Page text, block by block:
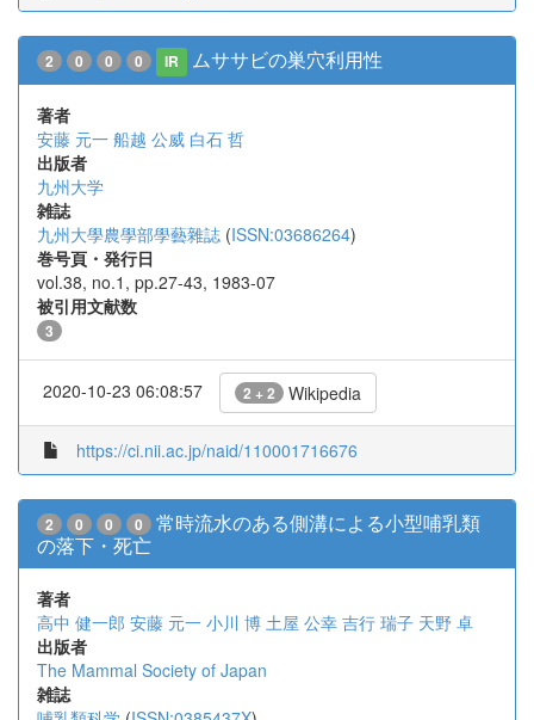
2 0 0 0 IR ムササビの巣穴利用性
著者
安藤 元一 船越 公威 白石 哲
出版者
九州大学
雑誌
九州大學農學部學藝雜誌 (ISSN:03686264)
巻号頁・発行日
vol.38, no.1, pp.27-43, 1983-07
被引用文献数
3
2020-10-23 06:08:57 2 + 2 Wikipedia
https://ci.nii.ac.jp/naid/110001716676
2 0 0 0
常時流水のある側溝による小型哺乳類
の落下・死亡
著者
高中 健一郎 安藤 元一 小川 博 土屋 公幸 吉行 瑞子 天野 卓
出版者
The Mammal Society of Japan
雑誌